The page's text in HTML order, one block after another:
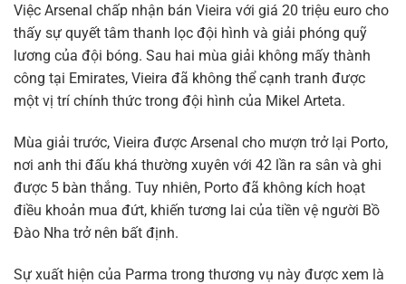
Việc Arsenal chấp nhận bán Vieira với giá 20 triệu euro cho
thấy sự quyết tâm thanh lọc đội hình và giải phóng quỹ
lương của đội bóng. Sau hai mùa giải không mấy thành
công tại Emirates, Vieira đã không thể cạnh tranh được
một vị trí chính thức trong đội hình của Mikel Arteta.
Mùa giải trước, Vieira được Arsenal cho mượn trở lại Porto,
nơi anh thi đấu khá thường xuyên với 42 lần ra sân và ghi
được 5 bàn thắng. Tuy nhiên, Porto đã không kích hoạt
điều khoản mua đứt, khiến tương lai của tiền vệ người Bồ
Đào Nha trở nên bất định.
Sự xuất hiện của Parma trong thương vụ này được xem là